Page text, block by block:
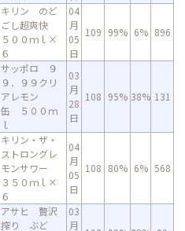
キリン のど
ごし超爽快
５００ｍｌ×
６
04
月
05
日
109 99% 6% 896
サッポロ ９
９．９９クリ
アレモン
缶 ５００ｍ
ｌ
03
月
28
日
108 95% 38% 131
キリン・ザ・
ストロングレ
モンサワー
３５０ｍｌ×
６
04
月
05
日
108 80% 6% 568
アサヒ 贅沢
搾り ぶど
03
月